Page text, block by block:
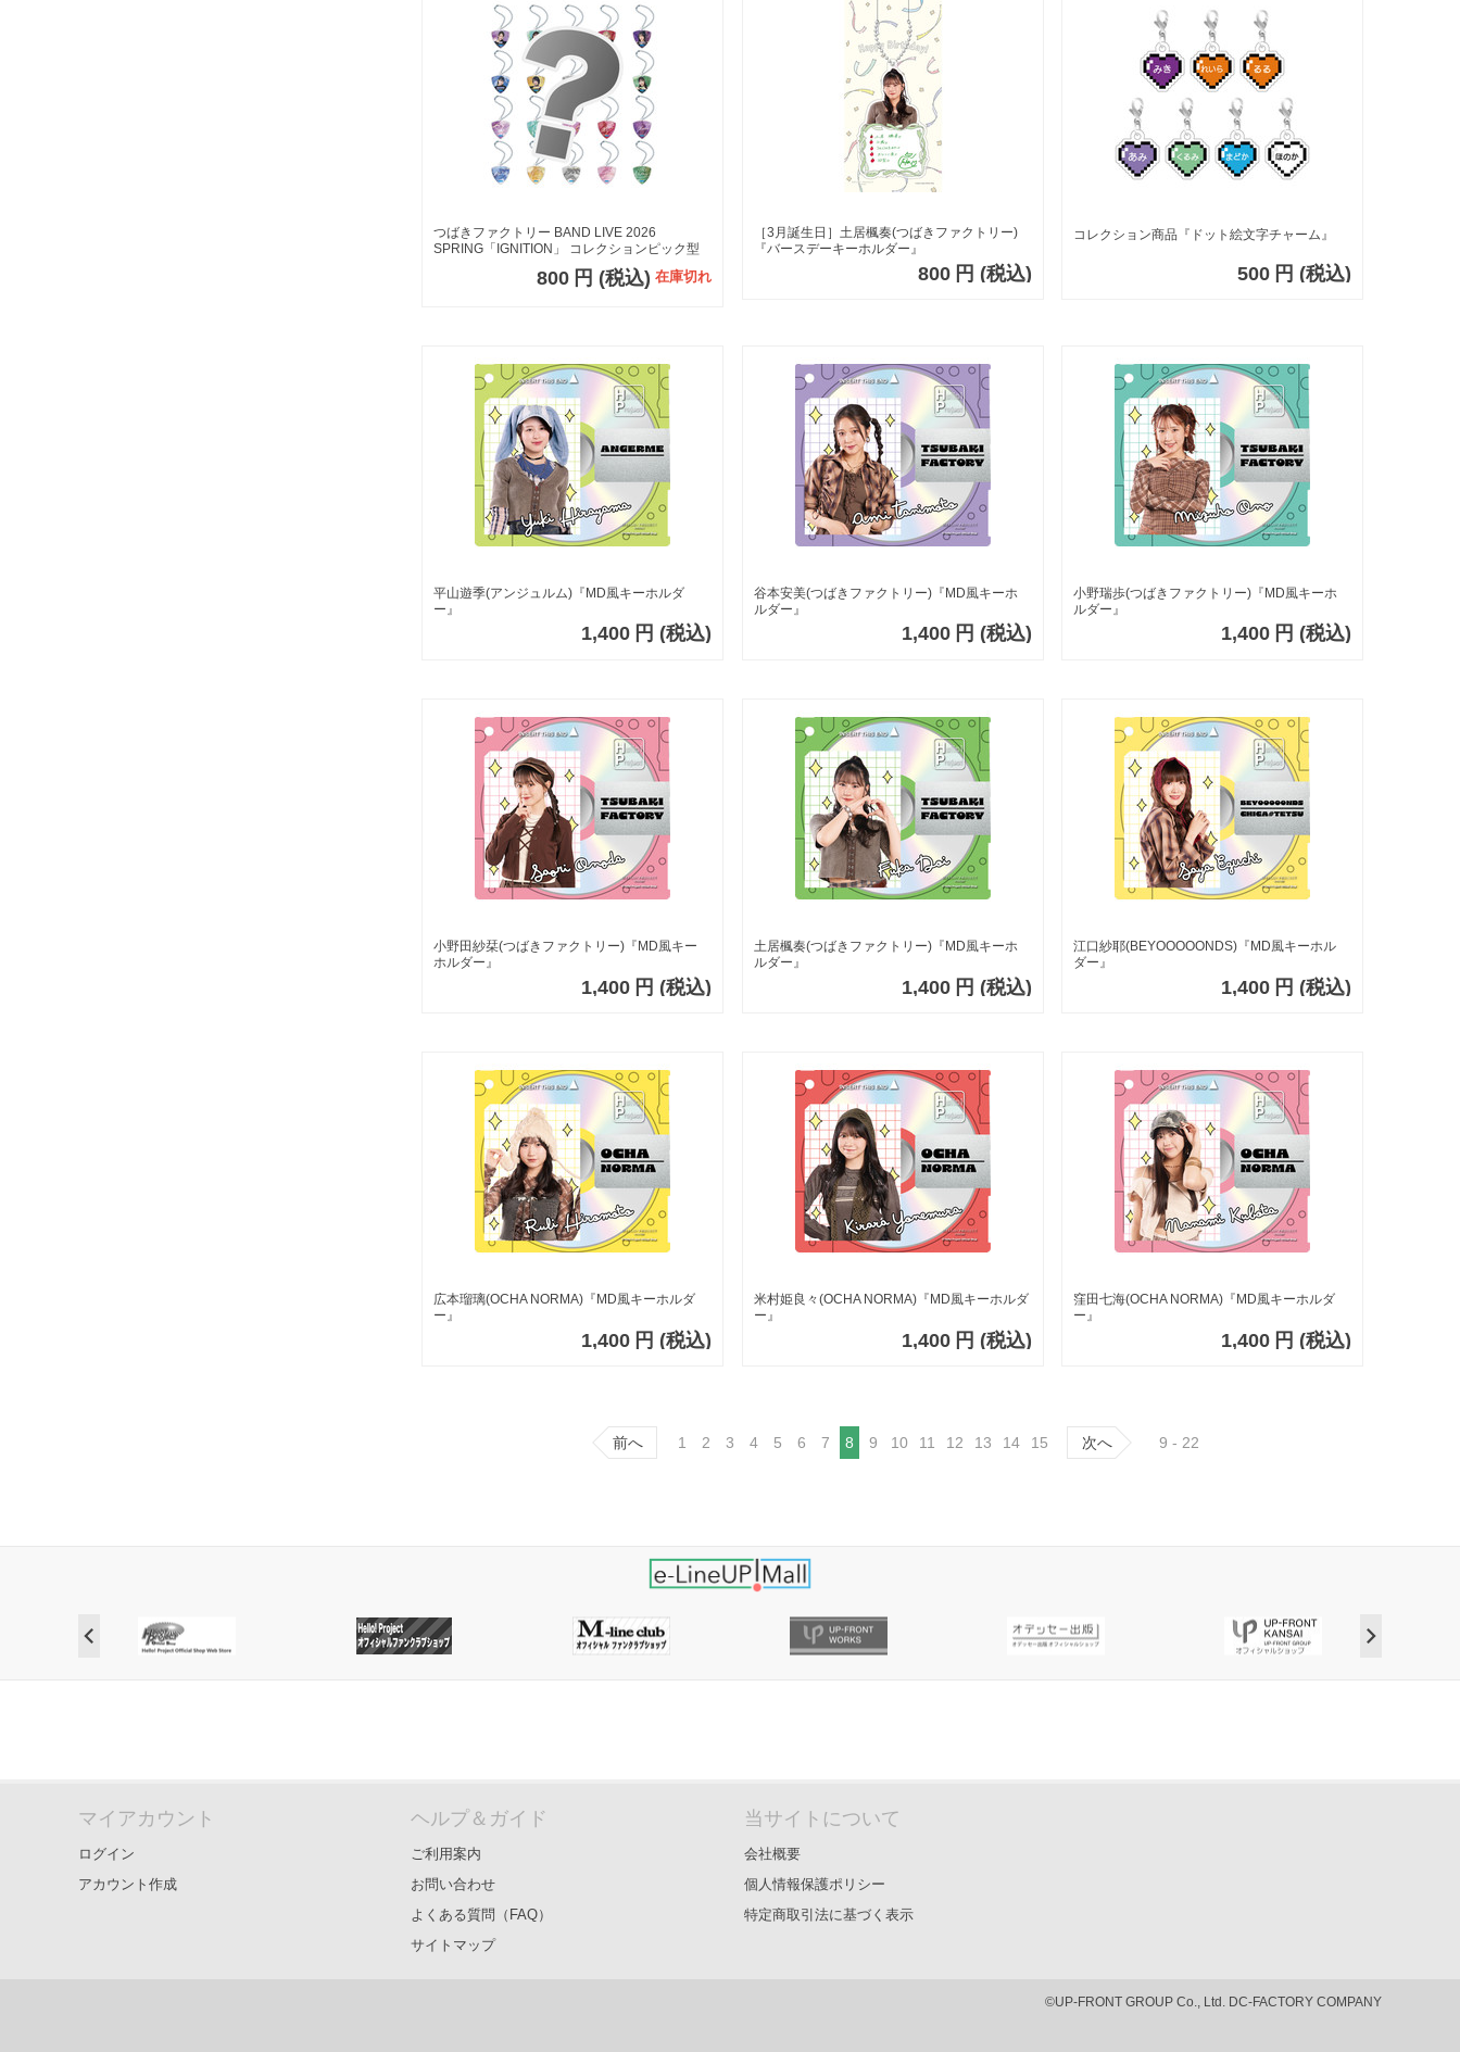
つばきファクトリー BAND LIVE 2026
SPRING「IGNITION」 コレクションピック型
アクリルキーホルダー【全20種】
800 円 (税込) 在庫切れ
［3月誕生日］土居楓奏(つばきファクトリー)
『バースデーキーホルダー』
800 円 (税込)
コレクション商品『ドット絵文字チャーム』
500 円 (税込)
平山遊季(アンジュルム)『MD風キーホルダ
ー』
1,400 円 (税込)
谷本安美(つばきファクトリー)『MD風キーホ
ルダー』
1,400 円 (税込)
小野瑞歩(つばきファクトリー)『MD風キーホ
ルダー』
1,400 円 (税込)
小野田紗栞(つばきファクトリー)『MD風キー
ホルダー』
1,400 円 (税込)
土居楓奏(つばきファクトリー)『MD風キーホ
ルダー』
1,400 円 (税込)
江口紗耶(BEYOOOOONDS)『MD風キーホル
ダー』
1,400 円 (税込)
広本瑠璃(OCHA NORMA)『MD風キーホルダ
ー』
1,400 円 (税込)
米村姫良々(OCHA NORMA)『MD風キーホルダ
ー』
1,400 円 (税込)
窪田七海(OCHA NORMA)『MD風キーホルダ
ー』
1,400 円 (税込)
前へ 1 2 3 4 5 6 7 8 9 10 11 12 13 14 15 次へ 9 - 22
マイアカウント
ログイン
アカウント作成
ヘルプ＆ガイド
ご利用案内
お問い合わせ
よくある質問（FAQ）
サイトマップ
当サイトについて
会社概要
個人情報保護ポリシー
特定商取引法に基づく表示
©UP-FRONT GROUP Co., Ltd. DC-FACTORY COMPANY